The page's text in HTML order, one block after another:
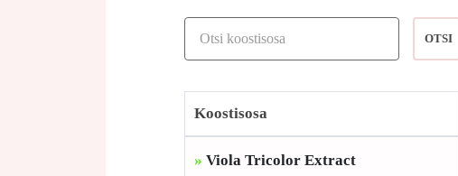
OTSI
Koostisosa
» Viola Tricolor Extract